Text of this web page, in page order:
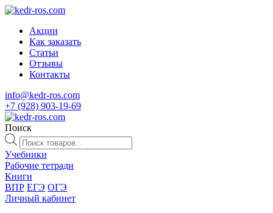
Акции
Как заказать
Статьи
Отзывы
Контакты
info@kedr-ros.com
+7 (928) 903-19-69
Поиск
Поиск
товаров
Учебники
Рабочие тетради
Книги
ВПР ЕГЭ ОГЭ
Личный кабинет